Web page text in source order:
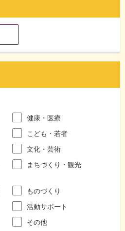
健康・医療
こども・若者
文化・芸術
まちづくり・観光
ものづくり
活動サポート
その他